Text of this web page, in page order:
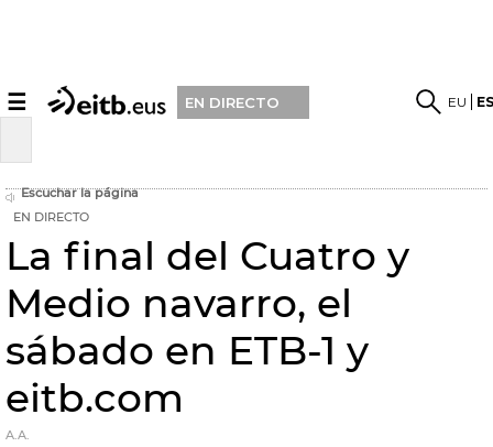
☰ EN DIRECTO EU
Escuchar la página
EN DIRECTO
La final del Cuatro y
Medio navarro, el
sábado en ETB-1 y
eitb.com
A.A.